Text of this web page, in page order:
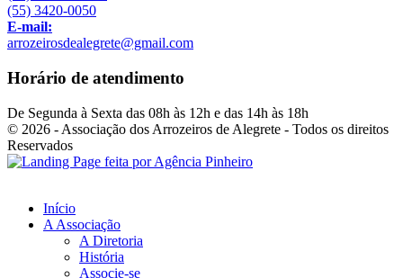
(55) 3420-0050
E-mail:
arrozeirosdealegrete@gmail.com
Horário de atendimento
De Segunda à Sexta das 08h às 12h e das 14h às 18h
© 2026 - Associação dos Arrozeiros de Alegrete - Todos os direitos
Reservados
Início
A Associação
A Diretoria
História
Associe-se